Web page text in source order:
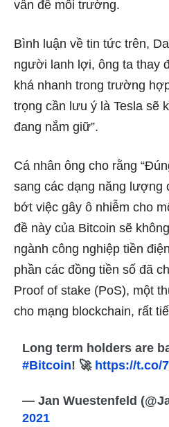
vấn đề môi trường.
Bình luận về tin tức trên,
người lanh lợi, ông ta thay
khá nhanh trong trường
trọng cần lưu ý là Tesla sẽ
đang nắm giữ”.
Cá nhân ông cho rằng
sang các dạng năng lượng
bớt việc gây ô nhiễm cho
đề này của Bitcoin sẽ
ngành công nghiệp tiền
phần các đồng tiền số đã
Proof of stake (PoS), một
cho mạng blockchain, rất
Long term holders are
#Bitcoin! 🚀 https://t.co/
— Jan Wuestenfeld
2021